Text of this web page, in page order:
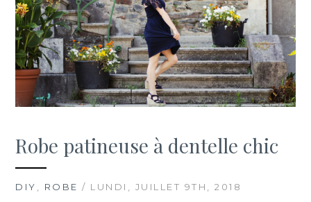
Robe patineuse à dentelle chic
DIY ROBE / LUNDI, JUILLET 9TH, 2018